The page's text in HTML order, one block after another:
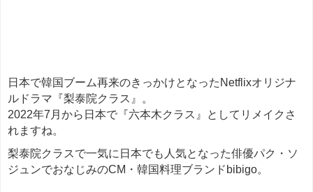
日本で韓国ブーム再来のきっかけとなったNetflixオリジナ
ルドラマ『梨泰院クラス』。
2022年7月から日本で『六本木クラス』としてリメイクさ
れますね。
梨泰院クラスで一気に日本でも人気となった俳優パク・ソ
ジュンでおなじみのCM・韓国料理ブランドbibigo。